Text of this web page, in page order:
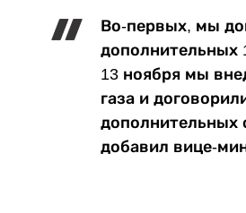
Во-первых, мы
дополнительных
13 ноября мы
газа и
дополнительных
добавил вице-